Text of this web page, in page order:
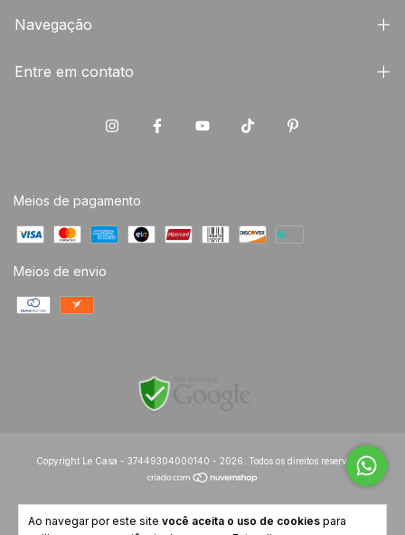
Ao navegar por este site você aceita o uso de cookies para
Navegação
Entre em contato
Meios de pagamento
Meios de envio
Copyright Le Casa - 37449304000140 - 2026. Todos os direitos reservados.